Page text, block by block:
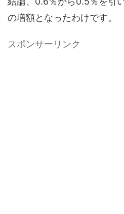
の増額となったわけです。
スポンサーリンク